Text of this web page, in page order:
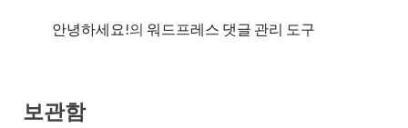
안녕하세요!의 워드프레스 댓글 관리 도구
보관함